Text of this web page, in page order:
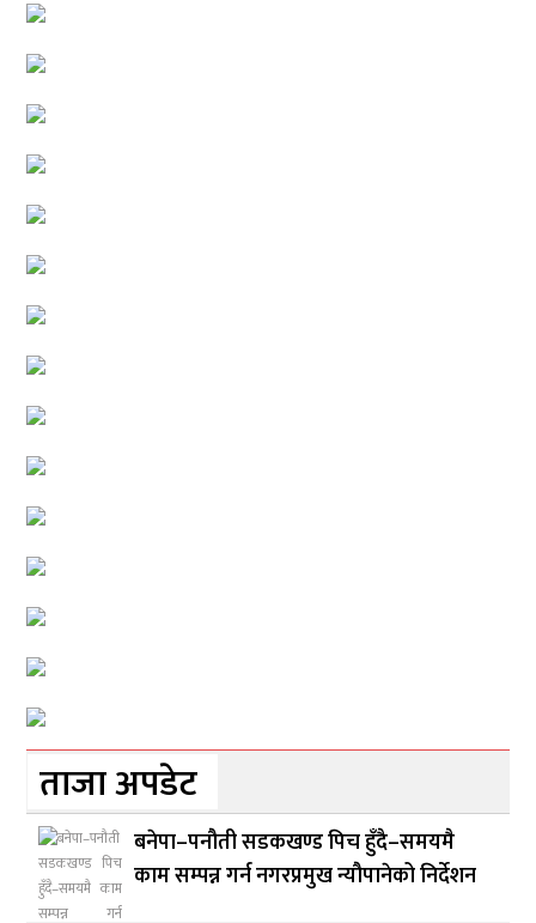
ताजा अपडेट
बनेपा–पनौती सडकखण्ड पिच हुँदै–समयमै
काम सम्पन्न गर्न नगरप्रमुख न्यौपानेको निर्देशन